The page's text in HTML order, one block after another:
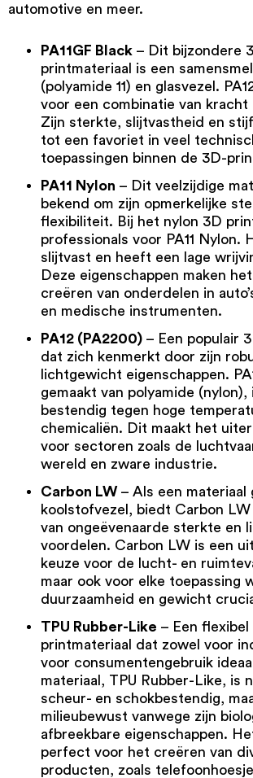
automotive en meer.
PA11GF Black – Dit bijzondere
printmateriaal is een
(polyamide 11) en glasvezel.
voor een combinatie van
Zijn sterkte, slijtvastheid en
tot een favoriet in veel
toepassingen binnen de 3D-
PA11 Nylon – Dit veelzijdige
bekend om zijn opmerkelijke
flexibiliteit. Bij het nylon 3D
professionals voor PA11 Nylon.
slijtvast en heeft een lage
Deze eigenschappen maken
creëren van onderdelen in
en medische instrumenten.
PA12 (PA2200) – Een populair
dat zich kenmerkt door zijn
lichtgewicht eigenschappen.
gemaakt van polyamide (nylon),
bestendig tegen hoge
chemicaliën. Dit maakt het
voor sectoren zoals de
wereld en zware industrie.
Carbon LW– Als een materiaal
koolstofvezel, biedt Carbon
van ongeëvenaarde sterkte en
voordelen. Carbon LW is een
keuze voor de lucht- en
maar ook voor elke toepassing
duurzaamheid en gewicht
TPU Rubber-Like – Een flexibel
printmateriaal dat zowel voor
voor consumentengebruik
materiaal, TPU Rubber-Like, is
scheur- en schokbestendig,
milieubewust vanwege zijn
afbreekbare eigenschappen.
perfect voor het creëren van
producten, zoals